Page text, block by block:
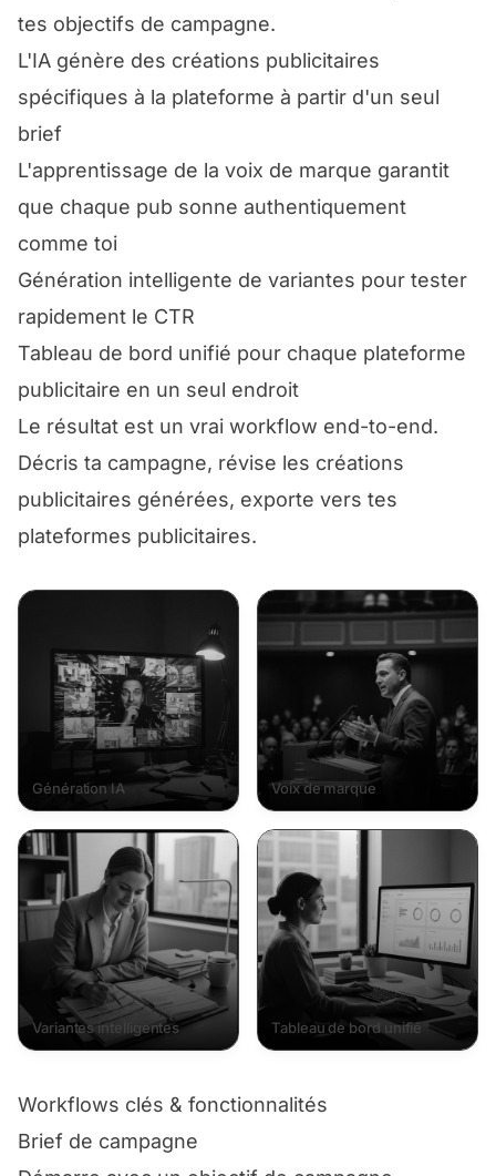
tes objectifs de campagne.
L'IA génère des créations publicitaires
spécifiques à la plateforme à partir d'un seul
brief
L'apprentissage de la voix de marque garantit
que chaque pub sonne authentiquement
comme toi
Génération intelligente de variantes pour tester
rapidement le CTR
Tableau de bord unifié pour chaque plateforme
publicitaire en un seul endroit
Le résultat est un vrai workflow end-to-end.
Décris ta campagne, révise les créations
publicitaires générées, exporte vers tes
plateformes publicitaires.
Génération IA Voix de marque
Variantes intelligentes Tableau de bord unifié
Workflows clés & fonctionnalités
Brief de campagne